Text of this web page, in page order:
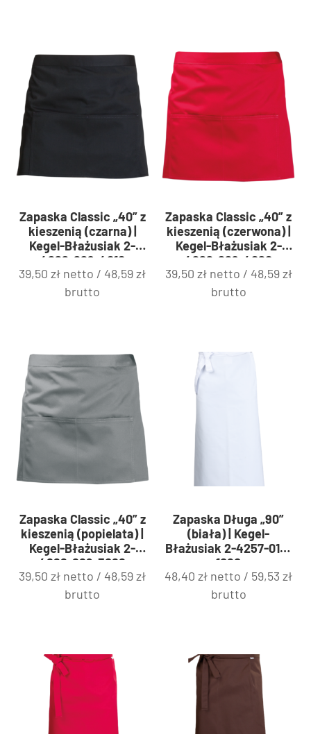
Zapaska Classic „40” z
kieszenią (czarna) |
Kegel-Błażusiak 2-
4266-229-4010
39,50zł netto / 48,59zł
brutto
Zapaska Classic „40” z
kieszenią (czerwona) |
Kegel-Błażusiak 2-
4266-229-4060
39,50 zł netto / 48,59zł
brutto
Zapaska Classic „40” z
kieszenią (popielata) |
Kegel-Błażusiak 2-
4266-229-3022
39,50zł netto / 48,59zł
brutto
Zapaska Długa „90”
(biała) | Kegel-
Błażusiak 2-4257-010-
1080
48,40zł netto / 59,53zł
brutto